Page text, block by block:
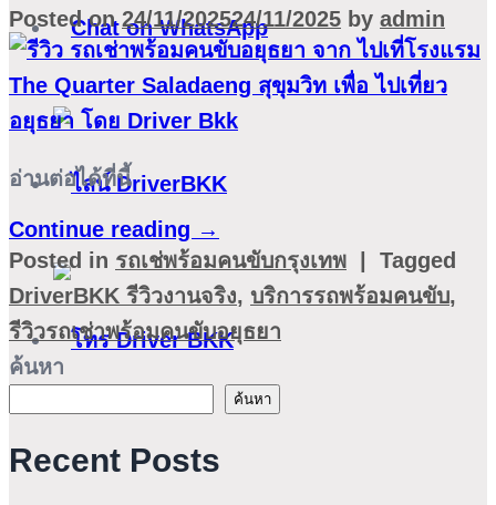
Posted on24/11/202524/11/2025 by admin
อ่านต่อได้ที่นี้
Continue reading →
Posted in รถเช่พร้อมคนขับกรุงเทพ
Tagged
DriverBKK รีวิวงานจริง, บริการรถพร้อมคนขับ,
รีวิวรถเช่าพร้อมคนขับอยุธยา
ค้นหา
ค้นหา
Recent Posts